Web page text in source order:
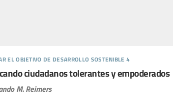
el objetivo de desarrollo sostenible 4
ciudadanos tolerantes y empoderados
M. Reimers